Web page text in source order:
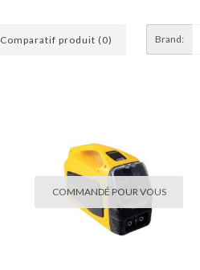
Comparatif produit (0) Brand:
COMMANDÉ POUR VOUS